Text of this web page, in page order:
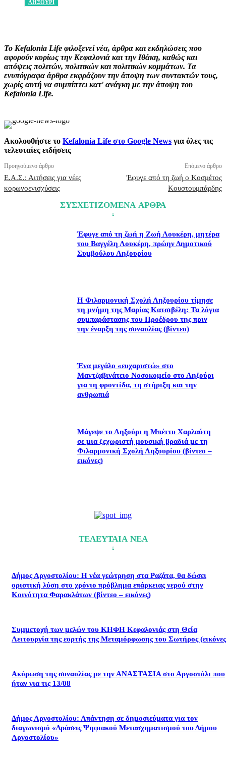
ΛΗΞΟΥΡΙ
Το Kefalonia Life φιλοξενεί νέα, άρθρα και εκδηλώσεις που
αφορούν κυρίως την Κεφαλονιά και την Ιθάκη, καθώς και
απόψεις πολιτών, πολιτικών και πολιτικών κομμάτων. Τα
ενυπόγραφα άρθρα εκφράζουν την άποψη των συντακτών τους,
χωρίς αυτή να συμπίπτει κατ' ανάγκη με την άποψη του
Kefalonia Life.
Ακολουθήστε το Kefalonia Life στο Google News για όλες τις
τελευταίες ειδήσεις
Προηγούμενο άρθρο
Ε.Α.Σ.: Αιτήσεις για νέες
κορωνοενισχύσεις
Επόμενο άρθρο
Έφυγε από τη ζωή ο Κοσμέτος
Κουστουμπάρδης
ΣΥΣΧΕΤΙΖΟΜΕΝΑ ΑΡΘΡΑ
Έφυγε από τη ζωή η Ζωή Λουκέρη, μητέρα
του Βαγγέλη Λουκέρη, πρώην Δημοτικού
Συμβούλου Ληξουρίου
Η Φιλαρμονική Σχολή Ληξουρίου τίμησε
τη μνήμη της Μαρίας Κατσιβέλη: Τα λόγια
συμπαράστασης του Προέδρου της πριν
την έναρξη της συναυλίας (βίντεο)
Ένα μεγάλο «ευχαριστώ» στο
Μαντζαβινάτειο Νοσοκομείο στο Ληξούρι
για τη φροντίδα, τη στήριξη και την
ανθρωπιά
Μάγεψε το Ληξούρι η Μπέττυ Χαρλαύτη
σε μια ξεχωριστή μουσική βραδιά με τη
Φιλαρμονική Σχολή Ληξουρίου (βίντεο –
εικόνες)
ΤΕΛΕΥΤΑΙΑ ΝΕΑ
Δήμος Αργοστολίου: Η νέα γεώτρηση στα Ραζάτα, θα δώσει
οριστική λύση στο χρόνιο πρόβλημα επάρκειας νερού στην
Κοινότητα Φαρακλάτων (βίντεο – εικόνες)
Συμμετοχή των μελών του ΚΗΦΗ Κεφαλονιάς στη Θεία
Λειτουργία της εορτής της Μεταμόρφωσης του Σωτήρος
Ακύρωση της συναυλίας με την ΑΝΑΣΤΑΣΙΑ στο Αργοστόλι που
ήταν για τις 13/08
Δήμος Αργοστολίου: Απάντηση σε δημοσιεύματα για τον
διαγωνισμό «Δράσεις Ψηφιακού Μετασχηματισμού του Δήμου
Αργοστολίου»